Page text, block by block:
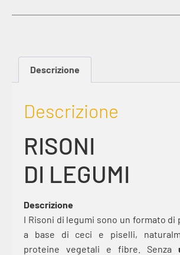
Descrizione
Descrizione
RISONI
DI LEGUMI
Descrizione
I Risoni di legumi sono un formato di
a base di ceci e piselli,
proteine vegetali e fibre. Senza